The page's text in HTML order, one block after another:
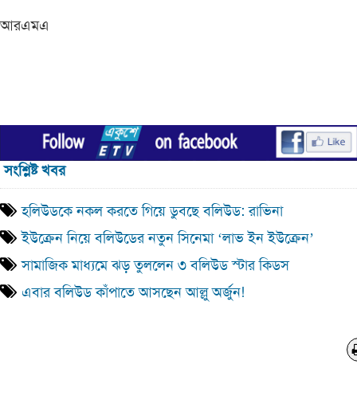
আরএমএ
সংশ্লিষ্ট খবর
হলিউডকে নকল করতে গিয়ে ডুবছে বলিউড: রাভিনা
ইউক্রেন নিয়ে বলিউডের নতুন সিনেমা ‘লাভ ইন ইউক্রেন’
সামাজিক মাধ্যমে ঝড় তুললেন ৩ বলিউড স্টার কিডস
এবার বলিউড কাঁপাতে আসছেন আল্লু অর্জুন!